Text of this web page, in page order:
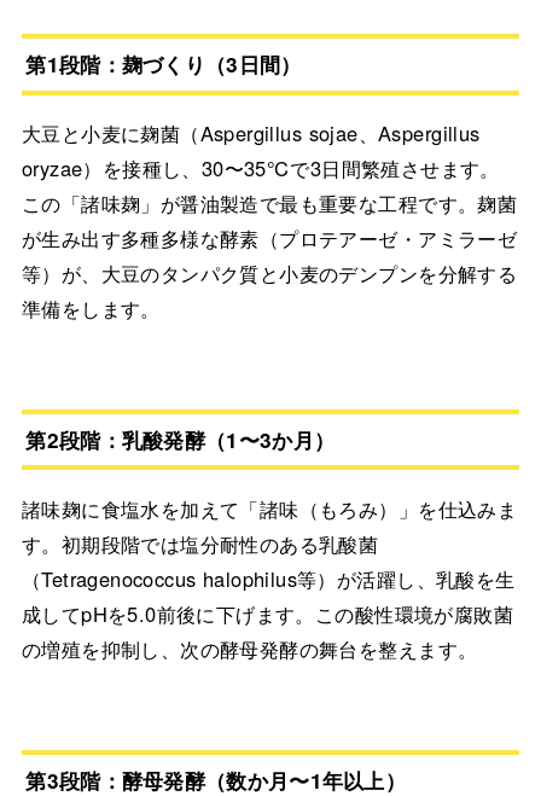
第1段階：麹づくり（3日間）
大豆と小麦に麹菌（Aspergillus sojae、Aspergillus
oryzae）を接種し、30〜35℃で3日間繁殖させます。
この「諸味麹」が醤油製造で最も重要な工程です。麹菌
が生み出す多種多様な酵素（プロテアーゼ・アミラーゼ
等）が、大豆のタンパク質と小麦のデンプンを分解する
準備をします。
第2段階：乳酸発酵（1〜3か月）
諸味麹に食塩水を加えて「諸味（もろみ）」を仕込みま
す。初期段階では塩分耐性のある乳酸菌
（Tetragenococcus halophilus等）が活躍し、乳酸を生
成してpHを5.0前後に下げます。この酸性環境が腐敗菌
の増殖を抑制し、次の酵母発酵の舞台を整えます。
第3段階：酵母発酵（数か月〜1年以上）